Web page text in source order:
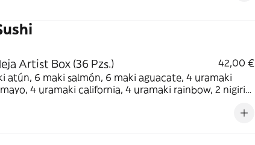
Artist Box (36 Pzs.)
42,00 €
atún, 6 maki salmón, 6 maki aguacate, 4 uramaki
4 uramaki california, 4 uramaki rainbow, 2 nigiri